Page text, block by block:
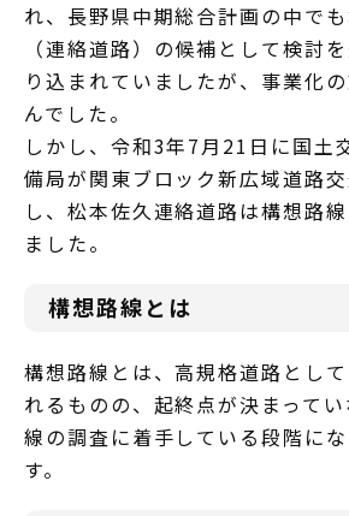
れ、長野県中期総合計画の中で
（連絡道路）の候補として検討
り込まれていましたが、事業化
んでした。
しかし、令和3年7月21日に国土
備局が関東ブロック新広域道路
し、松本佐久連絡道路は構想路
ました。
構想路線とは
構想路線とは、⾼規格道路とし
れるものの、起終点が決まって
線の調査に着⼿している段階に
す。